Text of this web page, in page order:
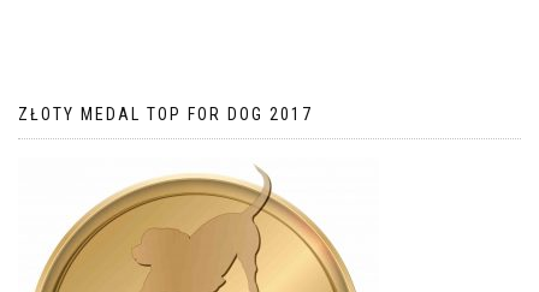
ZŁOTY MEDAL TOP FOR DOG 2017